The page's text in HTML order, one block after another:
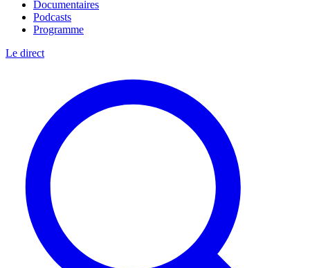
Documentaires
Podcasts
Programme
Le direct